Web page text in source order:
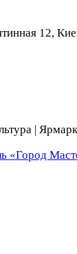
12,
|
«Город